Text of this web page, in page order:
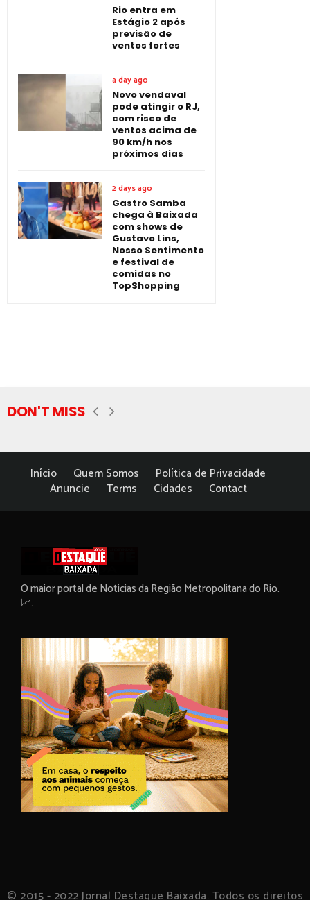
Rio entra em
Estágio 2 após
previsão de
ventos fortes
a day ago
Novo vendaval
pode atingir o RJ,
com risco de
ventos acima de
90 km/h nos
próximos dias
2 days ago
Gastro Samba
chega à Baixada
com shows de
Gustavo Lins,
Nosso Sentimento
e festival de
comidas no
TopShopping
DON'T MISS
Início Quem Somos
Política de Privacidade
Anuncie
Terms Cidades Contact
O maior portal de Notícias da Região Metropolitana do Rio.
📈.
© 2015 - 2022 Jornal Destaque Baixada. Todos os direitos